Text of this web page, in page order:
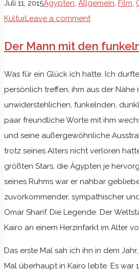
Juli 11, 2015Ägypten, Allgemein, Film,
KulturLeave a comment
Der Mann mit den
Was für ein Glück ich hatte. Ich
persönlich treffen, ihm aus der Nähe
unwiderstehlichen, funkelnden,
paar freundliche Worte mit ihm
und seine außergewöhnliche
trotz seines Alters nicht verloren
größten Stars, die Ägypten je
seines Ruhms war er nahbar
zuvorkommender, sympathischer
Omar Sharif. Die Legende. Der
Kairo an einem Herzinfarkt im Alter
Das erste Mal sah ich ihn in dem
Mal überhaupt in Kairo lebte. Es war